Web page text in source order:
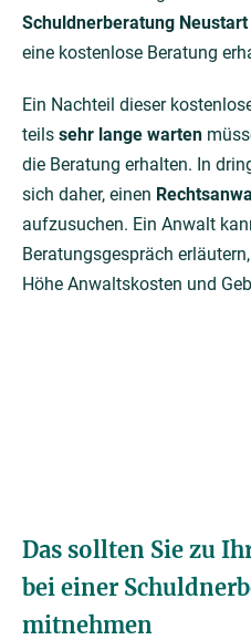
Schuldnerberatung Neustart
eine kostenlose Beratung
Ein Nachteil dieser
teils sehr lange warten
die Beratung erhalten. In
sich daher, einen
aufzusuchen. Ein Anwalt
Beratungsgespräch
Höhe Anwaltskosten und
Das sollten Sie zu
bei einer
mitnehmen